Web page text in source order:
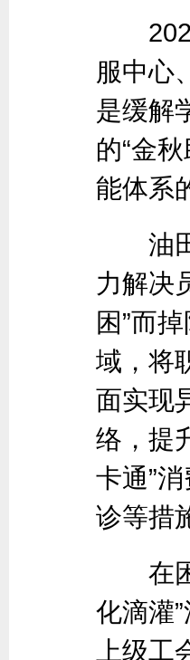
2025
服中心
是缓解
的“金
能体系
油田
力解决
困”而
域，将
面实现
络，提
卡通”
诊等措
在困
化滴灌
上级